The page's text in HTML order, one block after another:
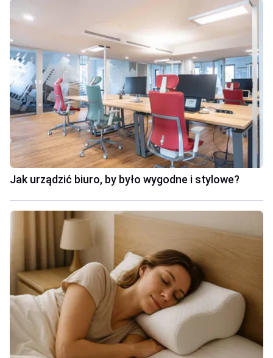
Jak urządzić biuro, by było wygodne i stylowe?